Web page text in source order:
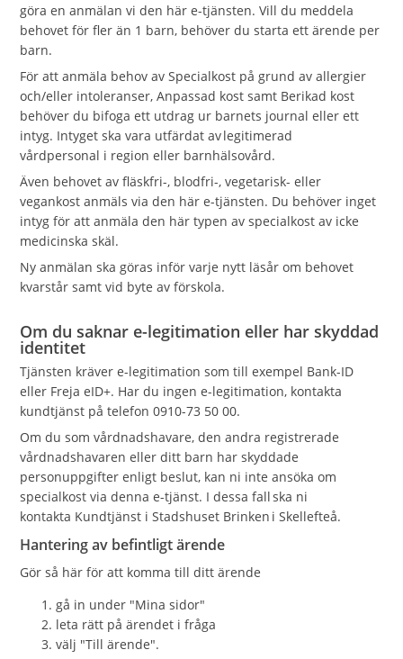
göra en anmälan vi den här e-tjänsten. Vill du meddela
behovet för fler än 1 barn, behöver du starta ett ärende per
barn.
För att anmäla behov av Specialkost på grund av allergier
och/eller intoleranser, Anpassad kost samt Berikad kost
behöver du bifoga ett utdrag ur barnets journal eller ett
intyg. Intyget ska vara utfärdat av legitimerad
vårdpersonal i region eller barnhälsovård.
Även behovet av fläskfri-, blodfri-, vegetarisk- eller
vegankost anmäls via den här e-tjänsten. Du behöver inget
intyg för att anmäla den här typen av specialkost av icke
medicinska skäl.
Ny anmälan ska göras inför varje nytt läsår om behovet
kvarstår samt vid byte av förskola.
Om du saknar e-legitimation eller har skyddad
identitet
Tjänsten kräver e-legitimation som till exempel Bank-ID
eller Freja eID+. Har du ingen e-legitimation, kontakta
kundtjänst på telefon 0910-73 50 00.
Om du som vårdnadshavare, den andra registrerade
vårdnadshavaren eller ditt barn har skyddade
personuppgifter enligt beslut, kan ni inte ansöka om
specialkost via denna e-tjänst. I dessa fall ska ni
kontakta Kundtjänst i Stadshuset Brinken i Skellefteå.
Hantering av befintligt ärende
Gör så här för att komma till ditt ärende
gå in under "Mina sidor"
leta rätt på ärendet i fråga
välj "Till ärende".